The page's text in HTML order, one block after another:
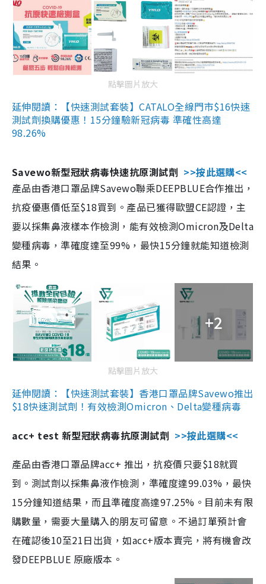
點擊圖片放大
延伸閱讀：【快速測試套裝】CATALO全線門市$16快速
測試劑換購優惠！15分鐘驗新冠病毒 準確性高達
98.26%
Savewo新型冠狀病毒快速抗原測試劑 >>按此選購<<
產品由香港口罩品牌Savewo聯乘DEEPBLUE合作推出，
抗疫優惠價低至$18買到。產品已獲得歐盟CE認證，主
要以採集鼻液樣本作檢測，能有效檢測Omicron及Delta
變種病毒，準確度達至99%，最快15分鐘就能知道檢測
結果。
+2
點擊圖片放大
延伸閱讀：【快速測試套裝】香港口罩品牌Savewo推出
$18快速測試劑！有效檢測Omicron、Delta變種病毒
acc+ test 新型冠狀病毒抗原測試劑 >>按此選購<<
產品由香港口罩品牌acc+ 推出，抗疫價只要$18就買
到。測試劑以採集鼻液作檢測，準確度達99.03%，最快
15分鐘知道結果，而且準確度高達97.25%。目前未有限
購數量，需要大量購入的朋友可留意。不過訂單預計會
在確認後10至21日出貨，如acc+版本賣完，將有機會改
發DEEPBLUE 原廠版本。